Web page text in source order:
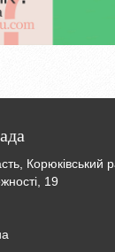
Корюківський
19